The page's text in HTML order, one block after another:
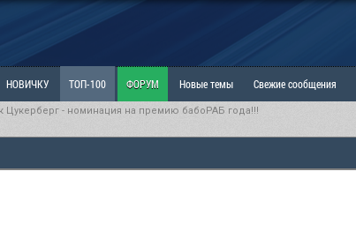
НОВИЧКУ ТОП-100 ФОРУМ Новые темы Свежие сообщения
Наболевшее. Выскажись! РАЗДЕЛ: Мы и Женщины
Цукерберг - номинация на премию бабоРАБ года!!!